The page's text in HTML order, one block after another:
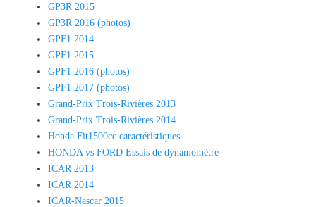
GP3R 2015
GP3R 2016 (photos)
GPF1 2014
GPF1 2015
GPF1 2016 (photos)
GPF1 2017 (photos)
Grand-Prix Trois-Rivières 2013
Grand-Prix Trois-Rivières 2014
Honda Fit1500cc caractéristiques
HONDA vs FORD Essais de dynamomètre
ICAR 2013
ICAR 2014
ICAR-Nascar 2015